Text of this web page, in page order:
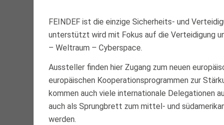
FEINDEF ist die einzige Sicherheits- und
unterstützt wird mit Fokus auf die Verteidigung
– Weltraum – Cyberspace.
Aussteller finden hier Zugang zum neuen
europäischen Kooperationsprogrammen zur
kommen auch viele internationale Delegationen
auch als Sprungbrett zum mittel- und
werden.